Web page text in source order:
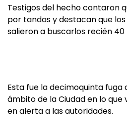
Testigos del hecho contaron
por tandas y destacan que
salieron a buscarlos recién 40
Esta fue la decimoquinta fuga
ámbito de la Ciudad en lo que
en alerta a las autoridades.